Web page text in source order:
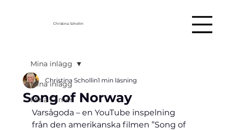
Christina Schollin
Mina inlägg
Mina Filmer
Mina inlägg
Song of Norway
Christina Schollin1 min läsning
Varsågoda – en YouTube inspelning
från den amerikanska filmen ”Song of